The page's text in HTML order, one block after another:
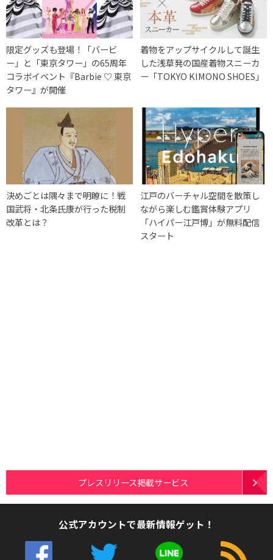
限定グッズも登場！「バービ
ー」と「東京タワー」の65周年
コラボイベント『Barbie ♡ 東京
タワー』が開催
着物をアップサイクルして誕生
した浅草発の国産着物スニーカ
ー「TOKYO KIMONO SHOES」
決めごとは隅々まで明瞭に！戦
国武将・北条氏康が行った税制
改革とは？
江戸のバーチャル空間を散策し
ながら楽しむ鑑賞体験アプリ
「ハイパー江戸博」が無料配信
スタート
プレスリリース掲載サービス
公式アカウントで最新情報ゲット！